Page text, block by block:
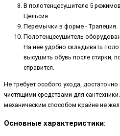
В полотенцесушителе 5
Цельсия.
Перемычки в форме - Трапеция.
Полотенцесушитель
На неё удобно складывать
высушить обувь после стирки,
справится.
Не требует особого ухода,
чистящими средствами для
механическим способом крайне не
Основные характеристики: